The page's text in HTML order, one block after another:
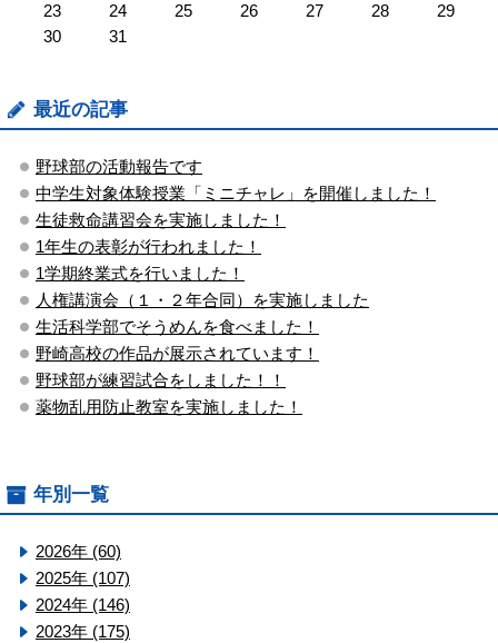
23
24 25 26 27 28
29
30
31
最近の記事
野球部の活動報告です
中学生対象体験授業「ミニチャレ」を開催しました！
生徒救命講習会を実施しました！
1年生の表彰が行われました！
1学期終業式を行いました！
人権講演会（１・２年合同）を実施しました
生活科学部でそうめんを食べました！
野崎高校の作品が展示されています！
野球部が練習試合をしました！！
薬物乱用防止教室を実施しました！
年別一覧
2026年 (60)
2025年 (107)
2024年 (146)
2023年 (175)